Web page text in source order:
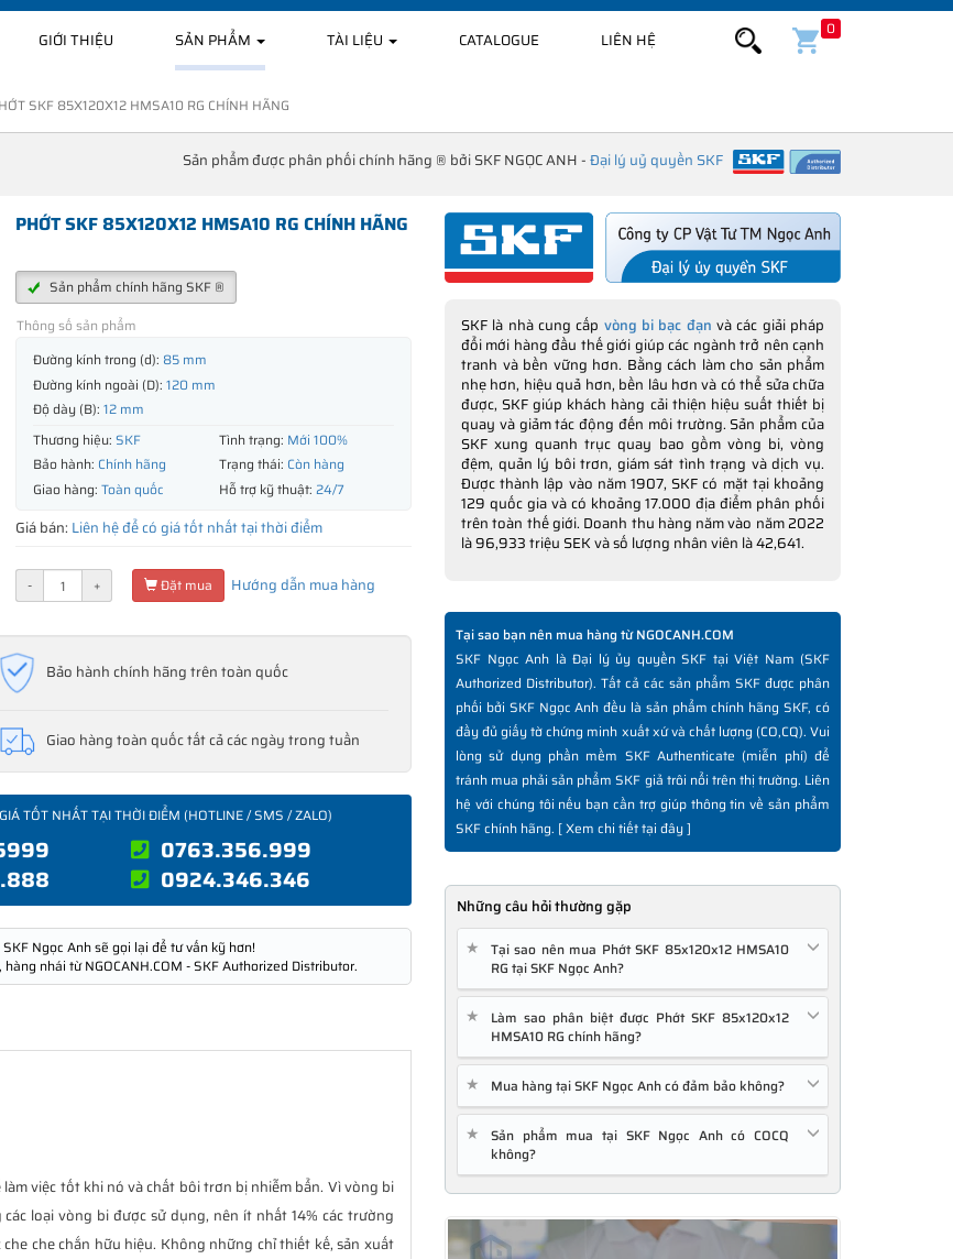
GIỚI THIỆU SẢN PHẨM TÀI LIỆU CATALOGUE LIÊN HỆ
0
SKF 85X120X12 HMSA10 RG CHÍNH HÃNG
Sản phẩm được phân phối chính hãng ® bởi SKF NGỌC ANH -Đại lý uỷ quyền SKF
PHỚT SKF 85X120X12 HMSA10 RG CHÍNH HÃNG
Sản phẩm chính hãng SKF ®
Thông số sản phẩm
Đường kính trong (d): 85 mm
Đường kính ngoài (D): 120 mm
Độ dày (B): 12 mm
Thương hiệu: SKF Tình trạng: Mới 100%
Bảo hành: Chính hãng Trạng thái: Còn hàng
Giao hàng: Toàn quốc Hỗ trợ kỹ thuật: 24/7
Giá bán: Liên hệ để có giá tốt nhất tại thời điểm
- + Đặt mua Hướng dẫn mua hàng
Bảo hành chính hãng trên toàn quốc
Giao hàng toàn quốc tất cả các ngày trong tuần
TỐT NHẤT TẠI THỜI ĐIỂM (HOTLINE / SMS / ZALO)
0763.356.999
0924.346.346
Ngọc Anh sẽ gọi lại để tư vấn kỹ hơn!
nhái từ NGOCANH.COM - SKF Authorized Distributor.
việc tốt khi nó và chất bôi trơn bị nhiễm bẩn. Vì vòng bi
loại vòng bi được sử dụng, nên ít nhất 14% các trường
che chắn hữu hiệu. Không những chỉ thiết kế, sản xuất
SKF là nhà cung cấp vòng bi bạc đạn và các giải pháp
đổi mới hàng đầu thế giới giúp các ngành trở nên cạnh
tranh và bền vững hơn. Bằng cách làm cho sản phẩm
nhẹ hơn, hiệu quả hơn, bền lâu hơn và có thể sửa chữa
được, SKF giúp khách hàng cải thiện hiệu suất thiết bị
quay và giảm tác động đến môi trường. Sản phẩm của
SKF xung quanh trục quay bao gồm vòng bi, vòng
đệm, quản lý bôi trơn, giám sát tình trạng và dịch vụ.
Được thành lập vào năm 1907, SKF có mặt tại khoảng
129 quốc gia và có khoảng 17.000 địa điểm phân phối
trên toàn thế giới. Doanh thu hàng năm vào năm 2022
là 96,933 triệu SEK và số lượng nhân viên là 42,641.
Tại sao bạn nên mua hàng từ NGOCANH.COM
SKF Ngọc Anh là Đại lý ủy quyền SKF tại Việt Nam (SKF
Authorized Distributor). Tất cả các sản phẩm SKF được phân
phối bởi SKF Ngọc Anh đều là sản phẩm chính hãng SKF, có
đầy đủ giấy tờ chứng minh xuất xứ và chất lượng (CO,CQ). Vui
lòng sử dụng phần mềm SKF Authenticate (miễn phí) để
tránh mua phải sản phẩm SKF giả trôi nổi trên thị trường. Liên
hệ với chúng tôi nếu bạn cần trợ giúp thông tin về sản phẩm
SKF chính hãng. [Xem chi tiết tại đây]
Những câu hỏi thường gặp
★
Tại sao nên mua Phớt SKF 85x120x12 HMSA10
RG tại SKF Ngọc Anh?
★
Làm sao phân biệt được Phớt SKF 85x120x12
HMSA10 RG chính hãng?
★ Mua hàng tại SKF Ngọc Anh có đảm bảo không?
★
Sản phẩm mua tại SKF Ngọc Anh có COCQ
không?